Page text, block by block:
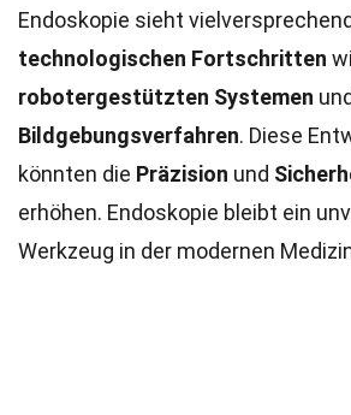
Endoskopie sieht
technologischen Fortschritten
robotergestützten Systemen und
Bildgebungsverfahren. Diese
könnten die Präzision und
erhöhen. Endoskopie bleibt ein
Werkzeug in der modernen